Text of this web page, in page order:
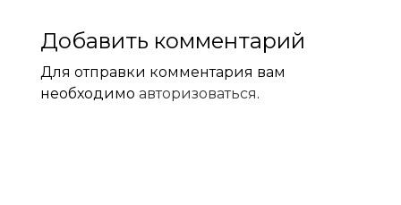
Добавить комментарий
Для отправки комментария вам
необходимо авторизоваться.